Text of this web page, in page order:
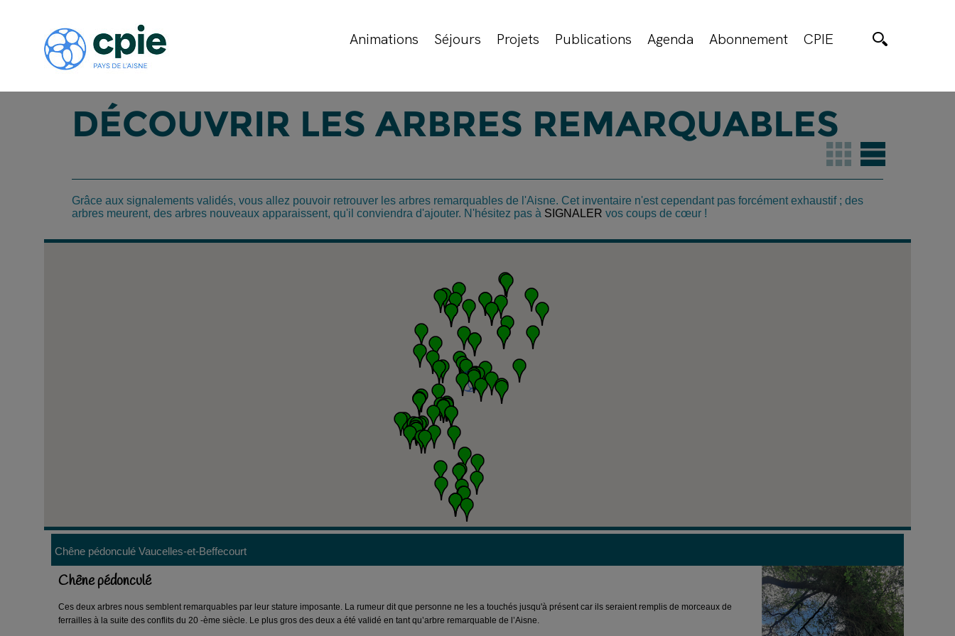
Animations Séjours Projets Publications Agenda Abonnement CPIE
DÉCOUVRIR LES ARBRES REMARQUABLES
Grâce aux signalements validés, vous allez pouvoir retrouver les arbres remarquables de l'Aisne. Cet inventaire n'est cependant pas forcément exhaustif ; des
arbres meurent, des arbres nouveaux apparaissent, qu'il conviendra d'ajouter. N'hésitez pas à SIGNALER vos coups de cœur !
Chêne pédonculé Vaucelles-et-Beffecourt
Chêne pédonculé
Ces deux arbres nous semblent remarquables par leur stature imposante. La rumeur dit que personne ne les a touchés jusqu'à présent car ils seraient remplis de morceaux de
ferrailles à la suite des conflits du 20 -ème siècle. Le plus gros des deux a été validé en tant qu’arbre remarquable de l’Aisne.